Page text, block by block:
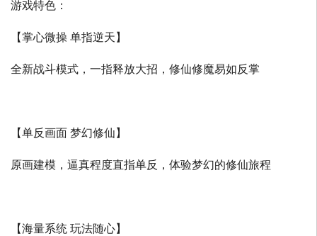
游戏特色：
【掌心微操 单指逆天】
全新战斗模式，一指释放大招，修仙修魔易如反掌
【单反画面 梦幻修仙】
原画建模，逼真程度直指单反，体验梦幻的修仙旅程
【海量系统 玩法随心】